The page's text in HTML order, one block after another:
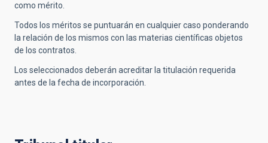
como mérito.
Todos los méritos se puntuarán en cualquier caso ponderando
la relación de los mismos con las materias científicas objetos
de los contratos.
Los seleccionados deberán acreditar la titulación requerida
antes de la fecha de incorporación.